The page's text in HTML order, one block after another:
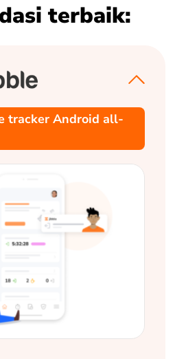
terbaik:
tracker Android all-